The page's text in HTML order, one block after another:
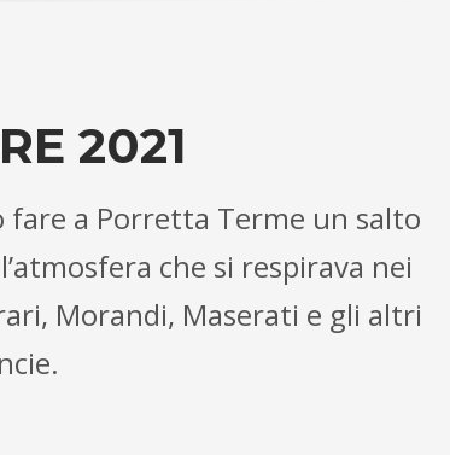
2021
a Porretta Terme un salto
che si respirava nei
Morandi, Maserati e gli altri